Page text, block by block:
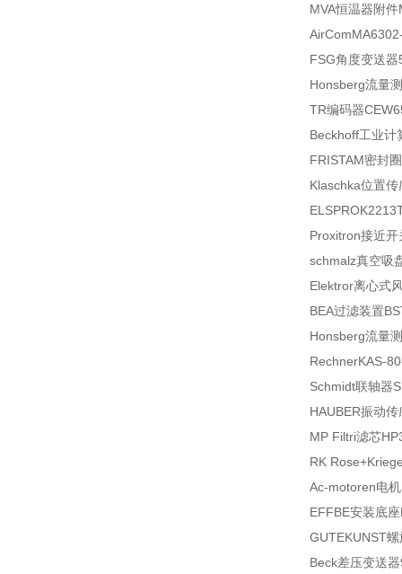
MVA恒温器附
FSG角度变送
Honsberg流量
TR编码器
Beckhoff工业计
FRISTAM密封
Klaschka位置
Proxitron接近
schmalz真空吸
Elektror离心式
BEA过滤装置
Honsberg流量
RechnerKAS-
Schmidt联轴器
HAUBER振动
MP Filtri滤芯
RK
Ac-motoren电
EFFBE安装底
GUTEKUNST
Beck差压变送